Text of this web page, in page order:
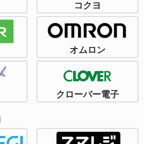
コクヨ
オムロン
クローバー電子